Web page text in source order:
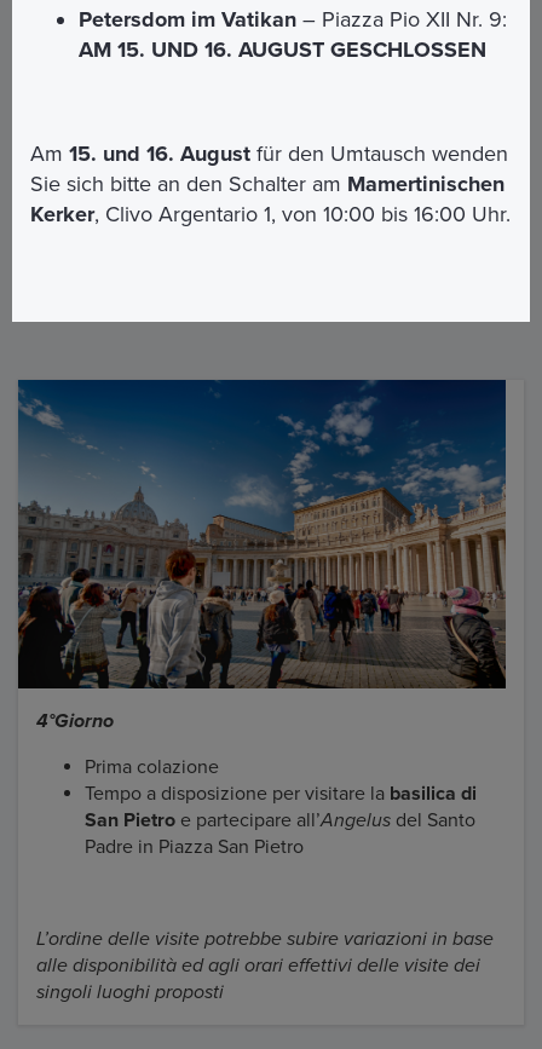
4°Giorno
Prima colazione
Tempo a disposizione per visitare la basilica di
San Pietro e partecipare all’Angelus del Santo
Padre in Piazza San Pietro
L’ordine delle visite potrebbe subire variazioni in base
alle disponibilità ed agli orari effettivi delle visite dei
singoli luoghi proposti
Petersdom im Vatikan – Piazza Pio XII Nr. 9:
AM 15. UND 16. AUGUST GESCHLOSSEN
Am15. und 16. Augustfür den Umtausch wenden
Sie sich bitte an den Schalter am Mamertinischen
Kerker, Clivo Argentario 1, von 10:00 bis 16:00 Uhr.